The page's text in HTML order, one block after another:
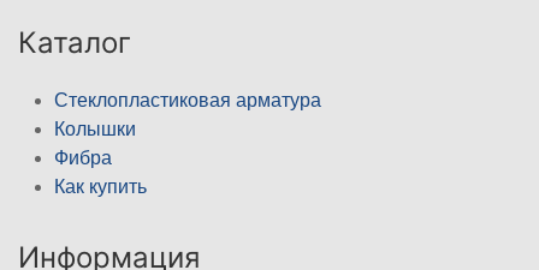
Каталог
Стеклопластиковая арматура
Колышки
Фибра
Как купить
Информация